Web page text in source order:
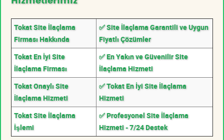
Tokat Site İlaçlama
Firması Hakkında
✅ Site İlaçlama Garantili ve Uygun
Fiyatlı Çözümler
Tokat En İyi Site
İlaçlama Firması
✅ En Yakın ve Güvenilir Site
İlaçlama Hizmeti
Tokat Onaylı Site
İlaçlama Hizmeti
✅ Tokat En İyi Site İlaçlama
Hizmeti
Tokat Site İlaçlama
İşlemi
✅ Profesyonel Site İlaçlama
Hizmeti - 7/24 Destek